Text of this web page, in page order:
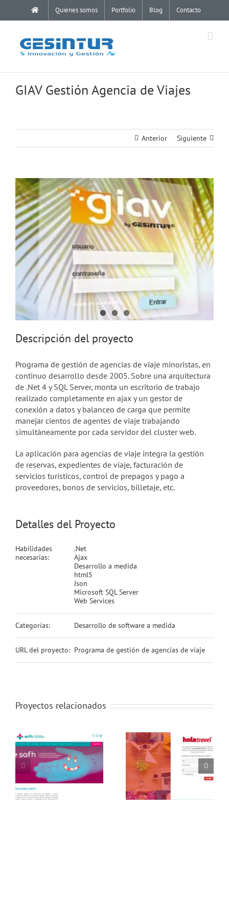
Quienes somos Portfolio Blog Contacto
GIAV Gestión Agencia de Viajes
Anterior Siguiente
Ver
imagen
más
grande
Descripción del proyecto
Programa de gestión de agencias de viaje minoristas, en
continuo desarrollo desde 2005. Sobre una arquitectura
de .Net 4 y SQL Server, monta un escritorio de trabajo
realizado completamente en ajax y un gestor de
conexión a datos y balanceo de carga que permite
manejar cientos de agentes de viaje trabajando
simultáneamente por cada servidor del cluster web.
La aplicación para agencias de viaje integra la gestión
de reservas, expedientes de viaje, facturación de
servicios turísticos, control de prepagos y pago a
proveedores, bonos de servicios, billetaje, etc.
Detalles del Proyecto
Habilidades
necesarias:
.Net
Ajax
Desarrollo a medida
html5
Json
Microsoft SQL Server
Web Services
Categorías: Desarrollo de software a medida
URL del proyecto: Programa de gestión de agencias de viaje
Proyectos relacionados
Intranet para
agencias de viajes
Consolidador de
reserva de hoteles
[Octubre 2016]